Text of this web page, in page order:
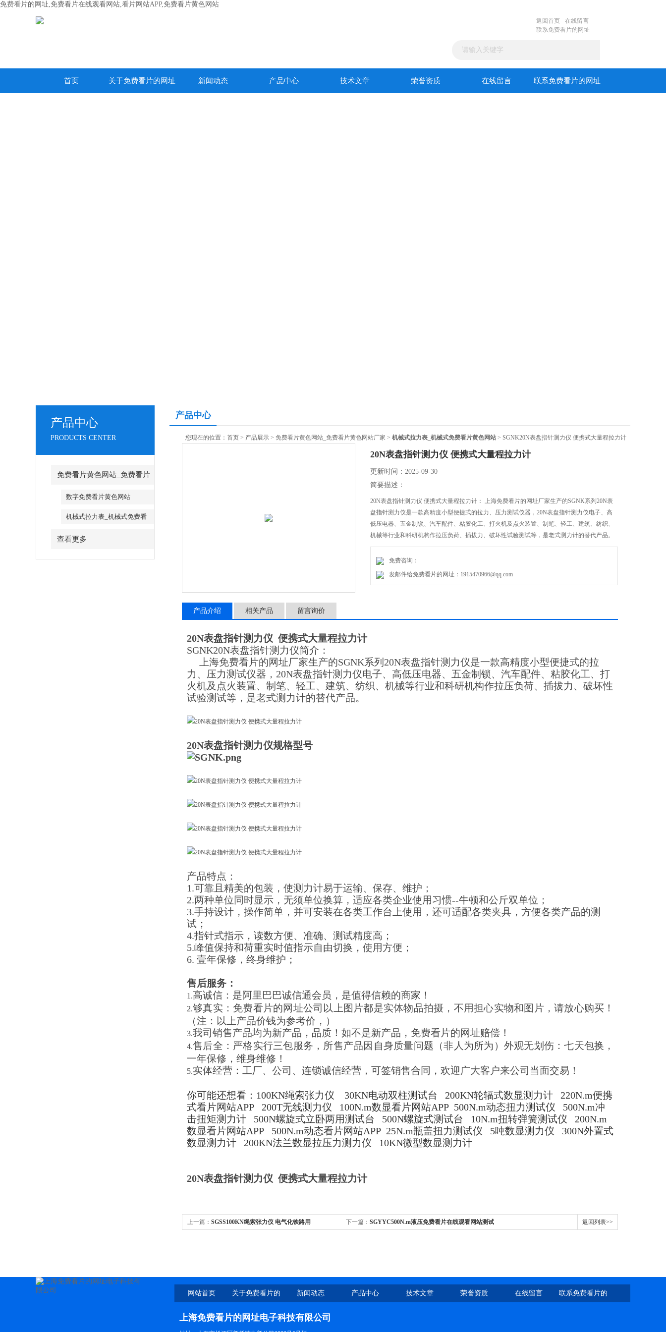
免费看片的网址,免费看片在线观看网站,看片网站APP,免费看片黄色网站
返回首页
在线留言
联系免费看片的网址
首页 关于免费看片的网址 新闻动态 产品中心 技术文章 荣誉资质 在线留言 联系免费看片的网址
产品中心
PRODUCTS CENTER
免费看片黄色网站_免费看片
黄色网站厂家
数字免费看片黄色网站
机械式拉力表_机械式免费看
查看更多
产品中心
您现在的位置： 首页 > 产品展示 > 免费看片黄色网站_免费看片黄色网站厂家 > 机械式拉力表_机械式免费看片黄色网站 > SGNK20N表盘指针测力仪 便携式大量程拉力计
20N表盘指针测力仪 便携式大量程拉力计
更新时间：2025-09-30
简要描述：
20N表盘指针测力仪 便携式大量程拉力计： 上海免费看片的网址厂家生产的SGNK系列20N表
盘指针测力仪是一款高精度小型便捷式的拉力、压力测试仪器，20N表盘指针测力仪电子、高
低压电器、五金制锁、汽车配件、粘胶化工、打火机及点火装置、制笔、轻工、建筑、纺织、
机械等行业和科研机构作拉压负荷、插拔力、破坏性试验测试等，是老式测力计的替代产品。
免费咨询：
发邮件给免费看片的网址：1915470966@qq.com
产品介绍 相关产品 留言询价
20N表盘指针测力仪 便携式大量程拉力计
SGNK20N表盘指针测力仪简介：
上海免费看片的网址厂家生产的SGNK系列20N表盘指针测力仪是一款高精度小型便捷式的拉
力、压力测试仪器，20N表盘指针测力仪电子、高低压电器、五金制锁、汽车配件、粘胶化工、打
火机及点火装置、制笔、轻工、建筑、纺织、机械等行业和科研机构作拉压负荷、插拔力、破坏性
试验测试等，是老式测力计的替代产品。
20N表盘指针测力仪规格型号
产品特点：
1.可靠且精美的包装，使测力计易于运输、保存、维护；
2.两种单位同时显示，无须单位换算，适应各类企业使用习惯--牛顿和公斤双单位；
3.手持设计，操作简单，并可安装在各类工作台上使用，还可适配各类夹具，方便各类产品的测
试；
4.指针式指示，读数方便、准确、测试精度高；
5.峰值保持和荷重实时值指示自由切换，使用方便；
6. 壹年保修，终身维护；
售后服务：
1.高诚信：是阿里巴巴诚信通会员，是值得信赖的商家！
2.够真实：免费看片的网址公司以上图片都是实体物品拍摄，不用担心实物和图片，请放心购买！
（注：以上产品价钱为参考价，）
3.我司销售产品均为新产品，品质！如不是新产品，免费看片的网址赔偿！
4.售后全：严格实行三包服务，所售产品因自身质量问题（非人为所为）外观无划伤：七天包换，
一年保修，维身维修！
5.实体经营：工厂、公司、连锁诚信经营，可签销售合同，欢迎广大客户来公司当面交易！
你可能还想看：100KN绳索张力仪 30KN电动双柱测试台 200KN轮辐式数显测力计
220N.m便携
式看片网站APP 200T无线测力仪 100N.m数显看片网站APP 500N.m动态扭力测试仪 500N.m冲
击扭矩测力计 500N螺旋式立卧两用测试台 500N螺旋式测试台 10N.m扭转弹簧测试仪 200N.m
数显看片网站APP 500N.m动态看片网站APP 25N.m瓶盖扭力测试仪 5吨数显测力仪 300N外置式
数显测力计 200KN法兰数显拉压力测力仪 10KN微型数显测力计
20N表盘指针测力仪 便携式大量程拉力计
上一篇： SGSS100KN绳索张力仪 电气化铁路用 下一篇： SGYYC500N.m液压免费看片在线观看网站测试 返回列表>>
网站首页 关于免费看片的
网址
新闻动态 产品中心 技术文章 荣誉资质 在线留言 联系免费看片的
上海免费看片的网址电子科技有限公司